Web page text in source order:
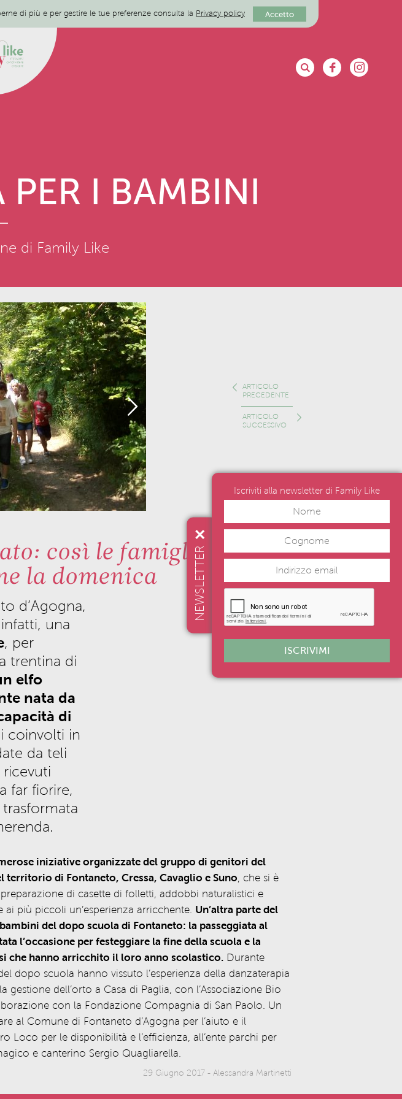
di più e per gestire le tue preferenze consulta la Privacy policy Accetto
I BAMBINI
di Family Like
ARTICOLO
PRECEDENTE
ARTICOLO
SUCCESSIVO
così le famiglie di
la domenica
d’Agogna,
una
, per
trentina di
elfo
nata da
di
coinvolti in
da teli
far fiorire,
iniziative organizzate del gruppo di genitori del
territorio di Fontaneto, Cressa, Cavaglio e Suno, che si è
di casette di folletti, addobbi naturalistici e
più piccoli un’esperienza arricchente. Un’altra parte del
del dopo scuola di Fontaneto: la passeggiata al
l’occasione per festeggiare la fine della scuola e la
che hanno arricchito il loro anno scolastico.Durante
dopo scuola hanno vissuto l’esperienza della danzaterapia
gestione dell’orto a Casa di Paglia, con l’Associazione Bio
con la Fondazione Compagnia di San Paolo. Un
al Comune di Fontaneto d’Agogna per l’aiuto e il
Loco per le disponibilità e l’efficienza, all’ente parchi per
e canterino Sergio Quagliarella.
29 Giugno 2017 - Alessandra Martinetti
NEWSLETTER
Iscriviti alla newsletter di Family Like
ISCRIVIMI